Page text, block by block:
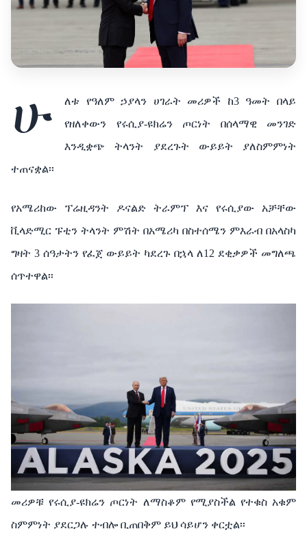
ሁ
ለቱ የዓለም ኃያላን ሀገራት መሪዎች ከ3 ዓመት በላይ
የዘለቀውን የሩሲያ-ዩክሬን ጦርነት በሰላማዊ መንገድ
እንዲቋጭ ትላንት ያደረጉት ውይይት ያለስምምነት
ተጠናቋል፡፡
የአሜሪከው ፕሬዚዳንት ዶናልድ ትራምፕ እና የሩሲያው አቻቸው
ቪላድሚር ፑቲን ትላንት ምሽት በአሜሪካ በስተሰሜን ምእራብ በአላስካ
ግዛት 3 ሰዓታትን የፈጀ ውይይት ካደረጉ በኋላ ለ12 ደቂቃዎች መግለጫ
ሰጥተዋል፡፡
መሪዎቹ የሩሲያ-ዩክሬን ጦርነት ለማስቆም የሚያስችል የተቁስ አቁም
ስምምነት ያደርጋሉ ተብሎ ቢጠበቅም ይህ ሳይሆን ቀርቷል፡፡